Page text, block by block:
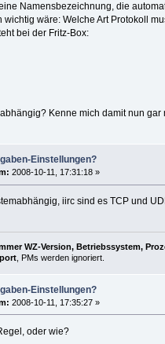
Namensbezeichnung, die
wichtig wäre: Welche Art Protokoll
bei der Fritz-Box:
Kenne mich damit nun gar
Einstellungen?
2008-10-11, 17:31:18 »
iirc sind es TCP und
WZ-Version, Betriebssystem,
, PMs werden ignoriert.
Einstellungen?
2008-10-11, 17:35:27 »
oder wie?